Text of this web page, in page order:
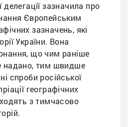
делегації зазначила про
Європейським
зазначень, які
України. Вона
що чим раніше
надано, тим швидше
спроби російської
географічних
з тимчасово